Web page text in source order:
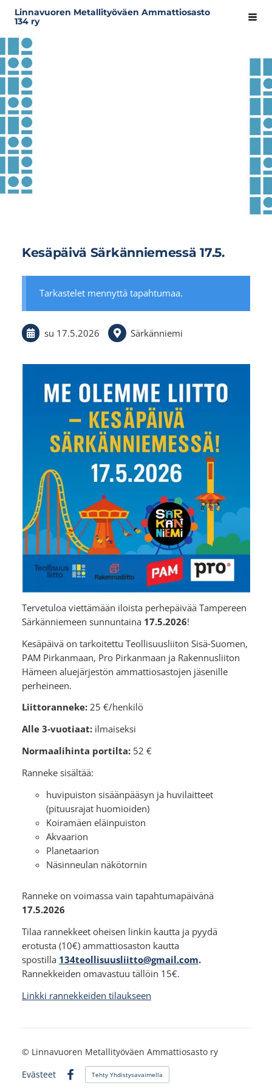
Siirry
sivun
sisältöön
Linnavuoren Metallityöväen Ammattiosasto
134 ry
Kesäpäivä Särkänniemessä 17.5.
Tarkastelet mennyttä tapahtumaa.
su 17.5.2026 Särkänniemi
Tervetuloa viettämään iloista perhepäivää Tampereen
Särkänniemeen sunnuntaina 17.5.2026!
Kesäpäivä on tarkoitettu Teollisuusliiton Sisä‑Suomen,
PAM Pirkanmaan, Pro Pirkanmaan ja Rakennusliiton
Hämeen aluejärjestön ammattiosastojen jäsenille
perheineen.
Liittoranneke:25 €/henkilö
Alle 3‑vuotiaat:ilmaiseksi
Normaalihinta portilta:52 €
Ranneke sisältää:
huvipuiston sisäänpääsyn ja huvilaitteet
(pituusrajat huomioiden)
Koiramäen eläinpuiston
Akvaarion
Planetaarion
Näsinneulan näkötornin
Ranneke on voimassa vain tapahtumapäivänä
17.5.2026
Tilaa rannekkeet oheisen linkin kautta ja pyydä
erotusta (10€) ammattiosaston kautta
spostilla 134teollisuusliitto@gmail.com.
Rannekkeiden omavastuu tällöin 15€.
Linkki rannekkeiden tilaukseen
© Linnavuoren Metallityöväen Ammattiosasto ry
Evästeet
Facebook
Tehty Yhdistysavaimella